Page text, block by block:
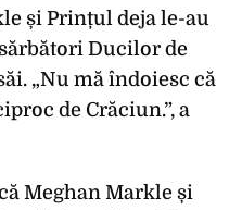
și Prințul deja le-au
Ducilor de
„Nu mă îndoiesc că
de Crăciun.”, a
Meghan Markle și